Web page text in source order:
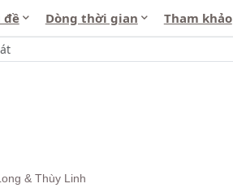
đề Dòng thời gian Tham khảo
& Thùy Linh